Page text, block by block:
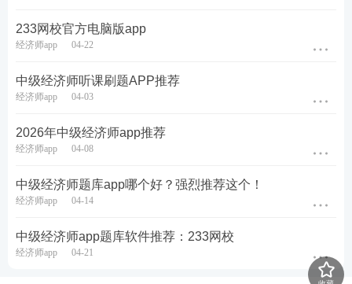
度；
读。
3. 冲刺阶段考生（考前 1 个月）
核心目标：全真模拟，稳定答题节奏
每日一套模拟卷，严格按照考试时间闭卷作答，模拟
不再刷新题，集中复盘整个备考周期积累的错题，同
233网校官方电脑版app
经济师app 04-22
中级经济师听课刷题APP推荐
经济师app 04-03
2026年中级经济师app推荐
经济师app 04-08
中级经济师题库app哪个好？强烈推荐这个！
经济师app 04-14
中级经济师app题库软件推荐：233网校
经济师app 04-21